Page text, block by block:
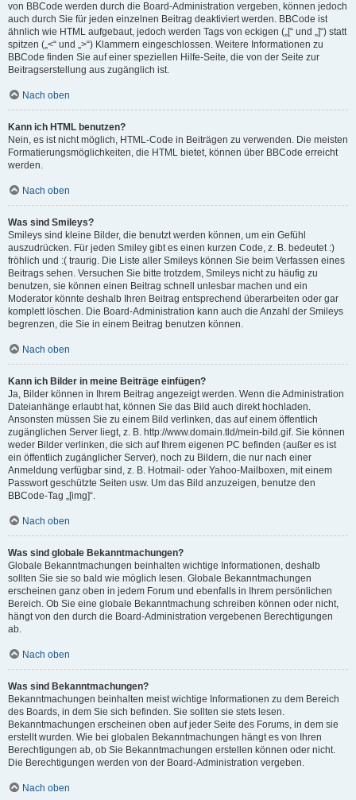
von BBCode werden durch die Board-Administration vergeben, können jedoch
auch durch Sie für jeden einzelnen Beitrag deaktiviert werden. BBCode ist
ähnlich wie HTML aufgebaut, jedoch werden Tags von eckigen („[“ und „]“) statt
spitzen („<“ und „>“) Klammern eingeschlossen. Weitere Informationen zu
BBCode finden Sie auf einer speziellen Hilfe-Seite, die von der Seite zur
Beitragserstellung aus zugänglich ist.
Nach oben
Kann ich HTML benutzen?
Nein, es ist nicht möglich, HTML-Code in Beiträgen zu verwenden. Die meisten
Formatierungsmöglichkeiten, die HTML bietet, können über BBCode erreicht
werden.
Nach oben
Was sind Smileys?
Smileys sind kleine Bilder, die benutzt werden können, um ein Gefühl
auszudrücken. Für jeden Smiley gibt es einen kurzen Code, z. B. bedeutet :)
fröhlich und :( traurig. Die Liste aller Smileys können Sie beim Verfassen eines
Beitrags sehen. Versuchen Sie bitte trotzdem, Smileys nicht zu häufig zu
benutzen, sie können einen Beitrag schnell unlesbar machen und ein
Moderator könnte deshalb Ihren Beitrag entsprechend überarbeiten oder gar
komplett löschen. Die Board-Administration kann auch die Anzahl der Smileys
begrenzen, die Sie in einem Beitrag benutzen können.
Nach oben
Kann ich Bilder in meine Beiträge einfügen?
Ja, Bilder können in Ihrem Beitrag angezeigt werden. Wenn die Administration
Dateianhänge erlaubt hat, können Sie das Bild auch direkt hochladen.
Ansonsten müssen Sie zu einem Bild verlinken, das auf einem öffentlich
zugänglichen Server liegt, z. B. http://www.domain.tld/mein-bild.gif. Sie können
weder Bilder verlinken, die sich auf Ihrem eigenen PC befinden (außer es ist
ein öffentlich zugänglicher Server), noch zu Bildern, die nur nach einer
Anmeldung verfügbar sind, z. B. Hotmail- oder Yahoo-Mailboxen, mit einem
Passwort geschützte Seiten usw. Um das Bild anzuzeigen, benutze den
BBCode-Tag „[img]“.
Nach oben
Was sind globale Bekanntmachungen?
Globale Bekanntmachungen beinhalten wichtige Informationen, deshalb
sollten Sie sie so bald wie möglich lesen. Globale Bekanntmachungen
erscheinen ganz oben in jedem Forum und ebenfalls in Ihrem persönlichen
Bereich. Ob Sie eine globale Bekanntmachung schreiben können oder nicht,
hängt von den durch die Board-Administration vergebenen Berechtigungen
ab.
Nach oben
Was sind Bekanntmachungen?
Bekanntmachungen beinhalten meist wichtige Informationen zu dem Bereich
des Boards, in dem Sie sich befinden. Sie sollten sie stets lesen.
Bekanntmachungen erscheinen oben auf jeder Seite des Forums, in dem sie
erstellt wurden. Wie bei globalen Bekanntmachungen hängt es von Ihren
Berechtigungen ab, ob Sie Bekanntmachungen erstellen können oder nicht.
Die Berechtigungen werden von der Board-Administration vergeben.
Nach oben